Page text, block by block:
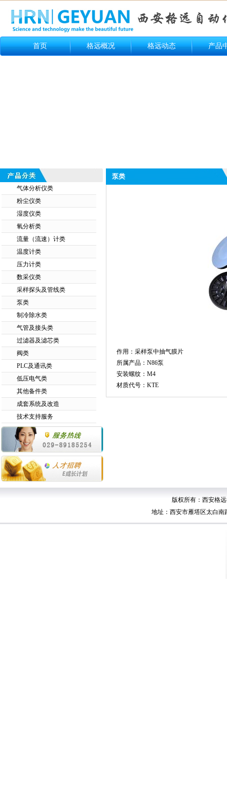
首页 格远概况 格远动态 产品
气体分析仪类
粉尘仪类
湿度仪类
氧分析类
流量（流速）计类
温度计类
压力计类
数采仪类
采样探头及管线类
泵类
制冷除水类
气管及接头类
过滤器及滤芯类
阀类
PLC及通讯类
低压电气类
其他备件类
成套系统及改造
技术支持服务
泵类
作用：采样泵中抽气膜片
所属产品：N86泵
安装螺纹：M4
材质代号：KTE
版权所有：西安格
地址：西安市雁塔区太白